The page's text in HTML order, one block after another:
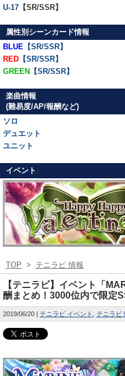
U-17 【SR/SSR】
属性別シーンカード情報
BLUE 【SR/SSR】
RED 【SR/SSR】
GREEN 【SR/SSR】
楽曲情報
(難易度/AP/報酬など)
ソロ
デュエット
ユニット
イベント
TOP > テニラビ 情報
【テニラビ】イベント「
酬まとめ！3000位内で限定
2019/06/20 テニラビ イベント テニラビ